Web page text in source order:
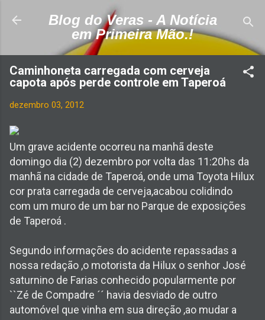
Pular para o conteúdo principal
Blog do Veras - A Notícia
em Primeira Mão.!
Caminhoneta carregada com cerveja
capota após perde controle em Taperoá
dezembro 03, 2012
Um grave acidente ocorreu na manhã deste
domingo dia (2) dezembro por volta das 11:20hs da
manhã na cidade de Taperoá, onde uma Toyota Hilux
cor prata carregada de cerveja,acabou colidindo
com um muro de um bar no Parque de exposições
de Taperoá .
Segundo informações do acidente repassadas a
nossa redação ,o motorista da Hilux o senhor José
saturnino de Farias conhecido popularmente por
``Zé de Compadre ´´ havia desviado de outro
automóvel que vinha em sua direção ,ao mudar a